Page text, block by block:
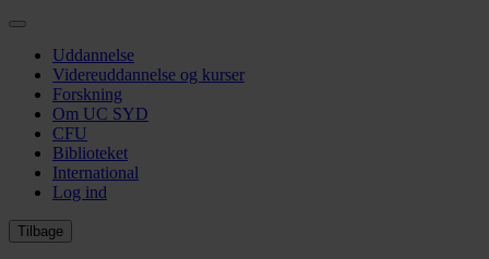
Gå
hovedindhold
Uddannelse
Videreuddannelse og kurser
Forskning
Om UC SYD
CFU
Biblioteket
International
Log ind
Tilbage